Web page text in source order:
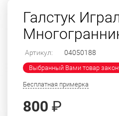
Галстук
Артикул: 04050188
Выбранный Вами товар
Бесплатная примерка
800 ₽